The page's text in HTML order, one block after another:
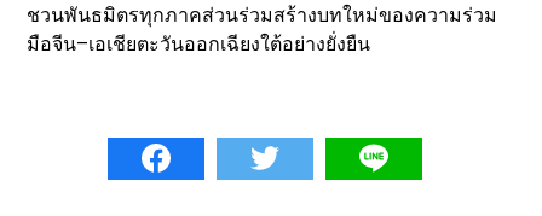
ชวนพันธมิตรทุกภาคส่วนร่วมสร้างบทใหม่ของความร่วม
มือจีน–เอเชียตะวันออกเฉียงใต้อย่างยั่งยืน